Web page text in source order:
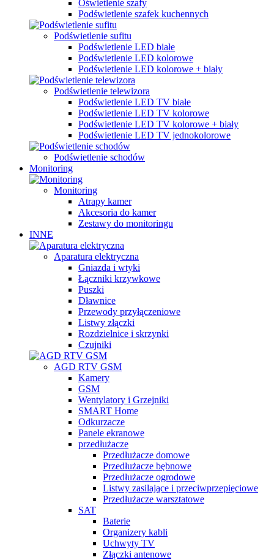
Oświetlenie szafy
Podświetlenie szafek kuchennych
Podświetlenie sufitu
Podświetlenie LED białe
Podświetlenie LED kolorowe
Podświetlenie LED kolorowe + biały
Podświetlenie telewizora
Podświetlenie LED TV białe
Podświetlenie LED TV kolorowe
Podświetlenie LED TV kolorowe + biały
Podświetlenie LED TV jednokolorowe
Podświetlenie schodów
Monitoring
Monitoring
Atrapy kamer
Akcesoria do kamer
Zestawy do monitoringu
INNE
Aparatura elektryczna
Gniazda i wtyki
Łączniki krzywkowe
Puszki
Dławnice
Przewody przyłączeniowe
Listwy złączki
Rozdzielnice i skrzynki
Czujniki
AGD RTV GSM
Kamery
GSM
Wentylatory i Grzejniki
SMART Home
Odkurzacze
Panele ekranowe
przedłużacze
Przedłużacze domowe
Przedłużacze bębnowe
Przedłużacze ogrodowe
Listwy zasilające i przeciwprzepięciowe
Przedłużacze warsztatowe
SAT
Baterie
Organizery kabli
Uchwyty TV
Złączki antenowe